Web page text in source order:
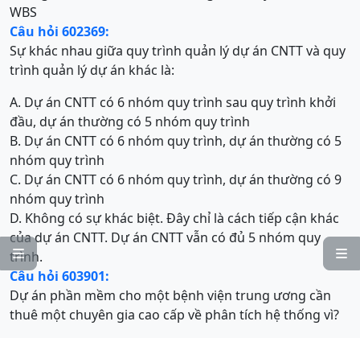


WBS
Câu hỏi 602369:
Sự khác nhau giữa quy trình quản lý dự án CNTT và quy
trình quản lý dự án khác là:
A. Dự án CNTT có 6 nhóm quy trình sau quy trình khởi
đầu, dự án thường có 5 nhóm quy trình
B. Dự án CNTT có 6 nhóm quy trình, dự án thường có 5
nhóm quy trình
C. Dự án CNTT có 6 nhóm quy trình, dự án thường có 9
nhóm quy trình
D. Không có sự khác biệt. Đây chỉ là cách tiếp cận khác
của dự án CNTT. Dự án CNTT vẫn có đủ 5 nhóm quy
trình.
Câu hỏi 603901:
Dự án phần mềm cho một bệnh viện trung ương cần
thuê một chuyên gia cao cấp về phân tích hệ thống vì?